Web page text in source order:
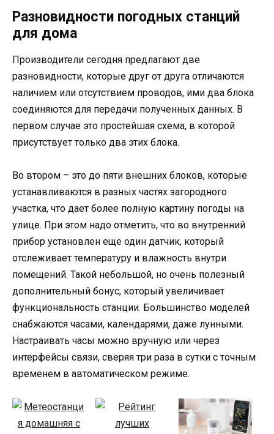
Разновидности погодных станций
для дома
Производители сегодня предлагают две
разновидности, которые друг от друга отличаются
наличием или отсутствием проводов, ими два блока
соединяются для передачи полученных данных. В
первом случае это простейшая схема, в которой
присутствует только два этих блока.
Во втором – это до пяти внешних блоков, которые
устанавливаются в разных частях загородного
участка, что дает более полную картину погоды на
улице. При этом надо отметить, что во внутренний
прибор установлен еще один датчик, который
отслеживает температуру и влажность внутри
помещений. Такой небольшой, но очень полезный
дополнительный бонус, который увеличивает
функциональность станции. Большинство моделей
снабжаются часами, календарями, даже лунными.
Настраивать часы можно вручную или через
интерфейсы связи, сверяя три раза в сутки с точным
временем в автоматическом режиме.